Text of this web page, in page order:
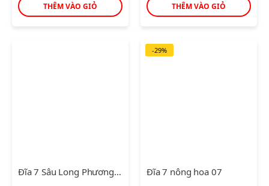
THÊM VÀO GIỎ THÊM VÀO GIỎ
Đĩa 7 Sâu Long Phương Trắng
-29%
Đĩa 7 nông hoa 07